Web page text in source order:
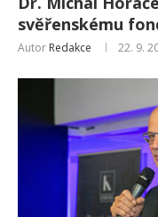
svěřenskému
Autor Redakce 22. 9.